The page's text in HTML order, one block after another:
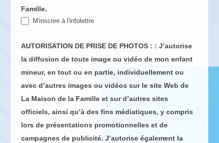
Famille.
M'inscrire à l'infolettre
AUTORISATION DE PRISE DE PHOTOS : : J’autorise
la diffusion de toute image ou vidéo de mon enfant
mineur, en tout ou en partie, individuellement ou
avec d’autres images ou vidéos sur le site Web de
La Maison de la Famille et sur d’autres sites
officiels, ainsi qu’à des fins médiatiques, y compris
lors de présentations promotionnelles et de
campagnes de publicité. J’autorise également la